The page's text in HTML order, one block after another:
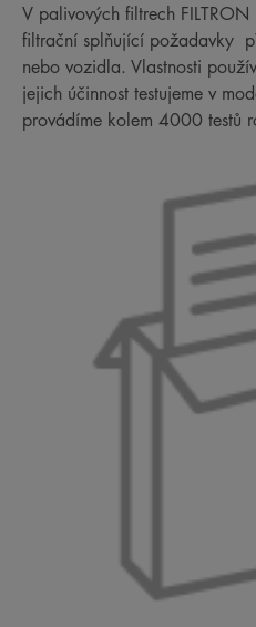
V palivových filtrech
filtrační splňující požadavky
nebo vozidla. Vlastnosti
jejich účinnost testujeme v
provádíme kolem 4000 testů